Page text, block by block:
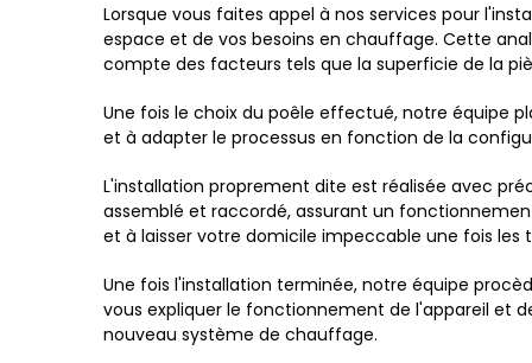
Lorsque vous faites appel à nos services pour
espace et de vos besoins en chauffage. Cette
compte des facteurs tels que la superficie de la
Une fois le choix du poêle effectué, notre équipe
et à adapter le processus en fonction de la
L'installation proprement dite est réalisée avec
assemblé et raccordé, assurant un
et à laisser votre domicile impeccable une fois les
Une fois l'installation terminée, notre équipe
vous expliquer le fonctionnement de l'appareil et
nouveau système de chauffage.